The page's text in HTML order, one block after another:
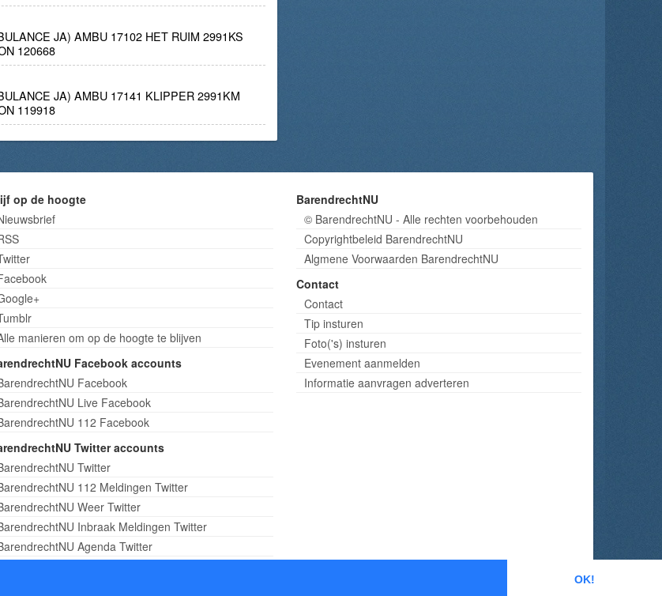
OK!
JA) AMBU 17102 HET RUIM 2991KS
120668
JA) AMBU 17141 KLIPPER 2991KM
119918
op de hoogte
manieren om op de hoogte te blijven
Facebook accounts
Facebook
Live Facebook
112 Facebook
Twitter accounts
Twitter
112 Meldingen Twitter
Weer Twitter
Inbraak Meldingen Twitter
Agenda Twitter
BarendrechtNU
© BarendrechtNU - Alle rechten voorbehouden
Copyrightbeleid BarendrechtNU
Algmene Voorwaarden BarendrechtNU
Contact
Contact
Tip insturen
Foto('s) insturen
Evenement aanmelden
Informatie aanvragen adverteren